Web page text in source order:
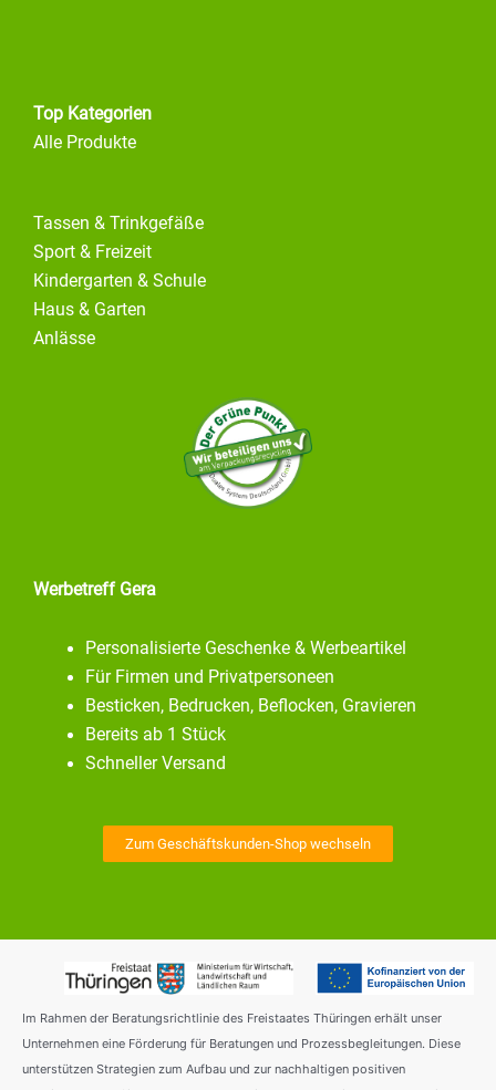
Top Kategorien
Alle Produkte
Tassen & Trinkgefäße
Sport & Freizeit
Kindergarten & Schule
Haus & Garten
Anlässe
Werbetreff Gera
Personalisierte Geschenke & Werbeartikel
Für Firmen und Privatpersoneen
Besticken, Bedrucken, Beflocken, Gravieren
Bereits ab 1 Stück
Schneller Versand
Zum Geschäftskunden-Shop wechseln
Im Rahmen der Beratungsrichtlinie des Freistaates Thüringen erhält unser
Unternehmen eine Förderung für Beratungen und Prozessbegleitungen. Diese
unterstützen Strategien zum Aufbau und zur nachhaltigen positiven